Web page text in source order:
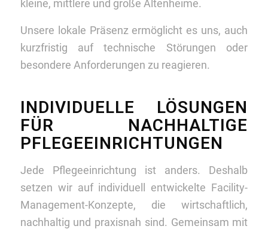
kleine, mittlere und große Altenheime.
Unsere lokale Präsenz ermöglicht es uns, auch
kurzfristig auf technische Störungen oder
besondere Anforderungen zu reagieren.
INDIVIDUELLE LÖSUNGEN
FÜR NACHHALTIGE
PFLEGEEINRICHTUNGEN
Jede Pflegeeinrichtung ist anders. Deshalb
setzen wir auf individuell entwickelte Facility-
Management-Konzepte, die wirtschaftlich,
nachhaltig und praxisnah sind. Gemeinsam mit